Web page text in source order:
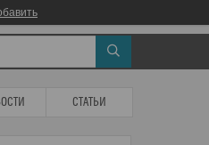
СТАТЬИ